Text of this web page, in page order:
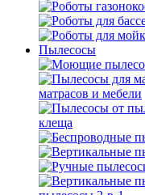
Пылесосы
матрасов и мебели
клеща